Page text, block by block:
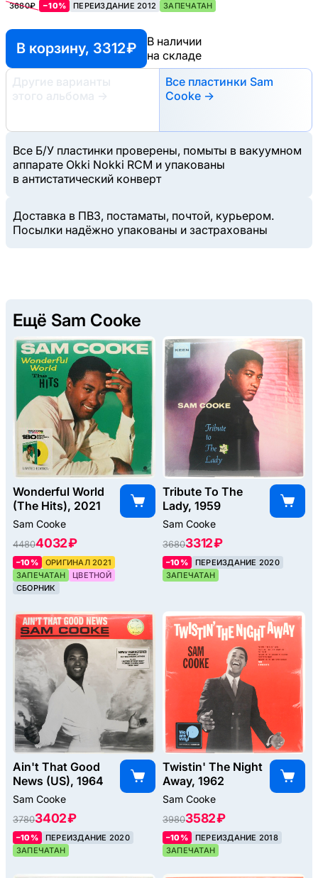
3680₽ −10% ПЕРЕИЗДАНИЕ 2012 ЗАПЕЧАТАН
В корзину, 3312 ₽
В наличии
на складе
Другие варианты
этого альбома
→
Все пластинки Sam
Cooke →
Все Б/У пластинки проверены, помыты в вакуумном
аппарате Okki Nokki RCM и упакованы
в антистатический конверт
Доставка в ПВЗ, постаматы, почтой, курьером.
Посылки надёжно упакованы и застрахованы
Ещё Sam Cooke
Wonderful World
(The Hits), 2021
Sam Cooke
44804032 ₽
–10%
ОРИГИНАЛ 2021
ЗАПЕЧАТАН
ЦВЕТНОЙ
СБОРНИК
Tribute To The
Lady, 1959
Sam Cooke
36803312 ₽
–10%
ПЕРЕИЗДАНИЕ 2020
ЗАПЕЧАТАН
Ain't That Good
News (US), 1964
Sam Cooke
37803402 ₽
–10%
ПЕРЕИЗДАНИЕ 2020
ЗАПЕЧАТАН
Twistin' The Night
Away, 1962
Sam Cooke
39803582 ₽
–10%
ПЕРЕИЗДАНИЕ 2018
ЗАПЕЧАТАН